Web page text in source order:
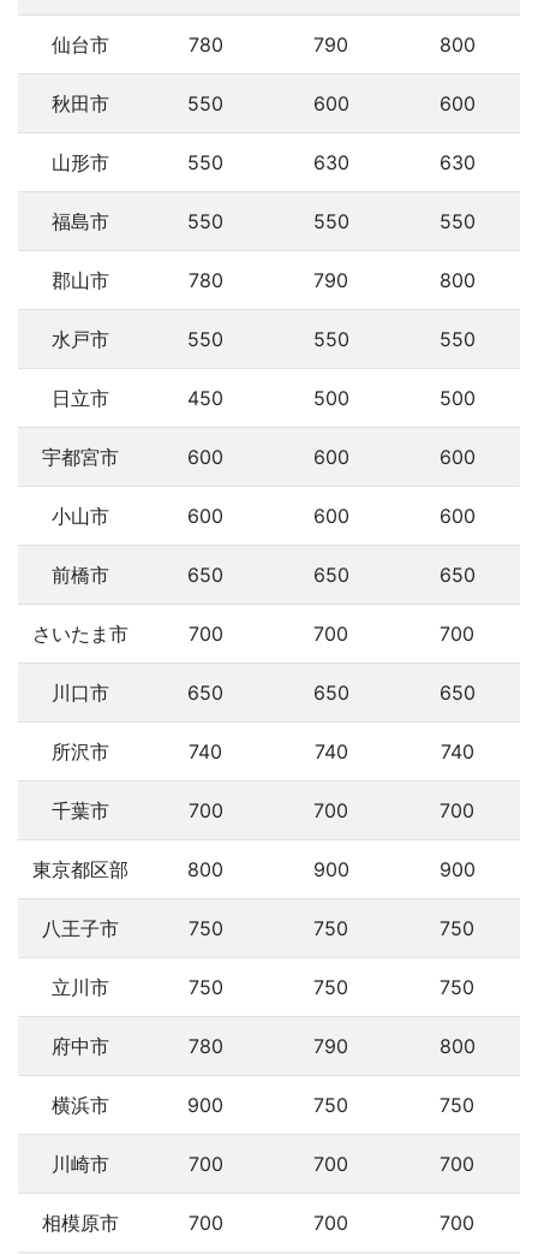
仙台市 780 790 800
秋田市 550 600 600
山形市 550 630 630
福島市 550 550 550
郡山市 780 790 800
水戸市 550 550 550
日立市 450 500 500
宇都宮市 600 600 600
小山市 600 600 600
前橋市 650 650 650
さいたま市 700 700 700
川口市 650 650 650
所沢市 740 740 740
千葉市 700 700 700
東京都区部 800 900 900
八王子市 750 750 750
立川市 750 750 750
府中市 780 790 800
横浜市 900 750 750
川崎市 700 700 700
相模原市 700 700 700